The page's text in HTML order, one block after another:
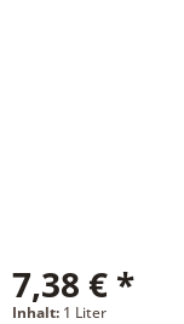
7,38 € *
Inhalt: 1 Liter